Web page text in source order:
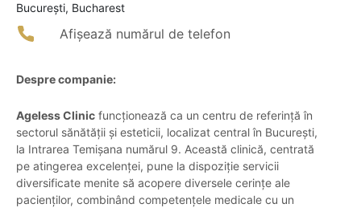
Bucureşti, Bucharest
Afișează numărul de telefon
Despre companie:
Ageless Clinic funcționează ca un centru de referință în
sectorul sănătății și esteticii, localizat central în București,
la Intrarea Temișana numărul 9. Această clinică, centrată
pe atingerea excelenței, pune la dispoziție servicii
diversificate menite să acopere diversele cerințe ale
pacienților, combinând competențele medicale cu un